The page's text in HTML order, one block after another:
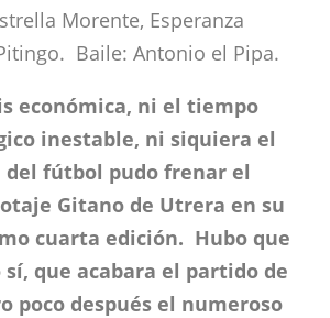
Morente, Esperanza
Baile: Antonio el Pipa.
económica, ni el tiempo
inestable, ni siquiera el
fútbol pudo frenar el
Gitano de Utrera en su
cuarta edición. Hubo que
sí, que acabara el partido de
poco después el numeroso